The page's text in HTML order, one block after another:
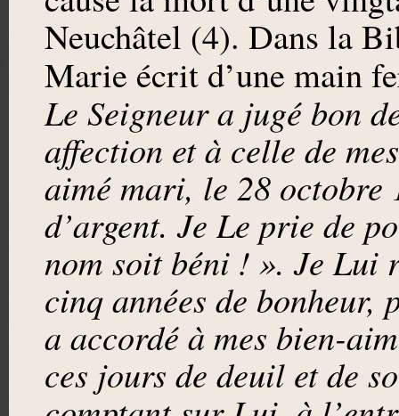
Neuchâtel (4). Dans la
Marie écrit d’une main
Le Seigneur a jugé bon
affection et à celle de
aimé mari, le 28 octobre
d’argent. Je Le prie de
nom soit béni ! ». Je Lui
cinq années de bonheur,
a accordé à mes bien-
ces jours de deuil et de